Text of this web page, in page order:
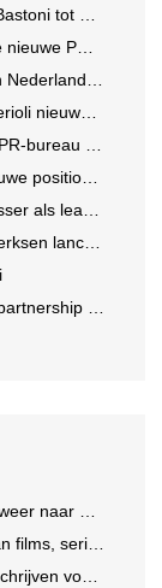
Officer
van KoRo
in ChatGPT
Global Head of Production
het jaar 2026’
to Celebrate
social agency
één visie op groei
talentontwikkeling
bioscoop
vaak versnipperd
Mercurs 2026